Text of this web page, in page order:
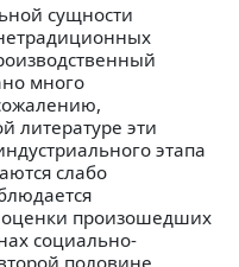
сущности
много
литературе эти
этапа
слабо
оценки произошедших
социально-
половине